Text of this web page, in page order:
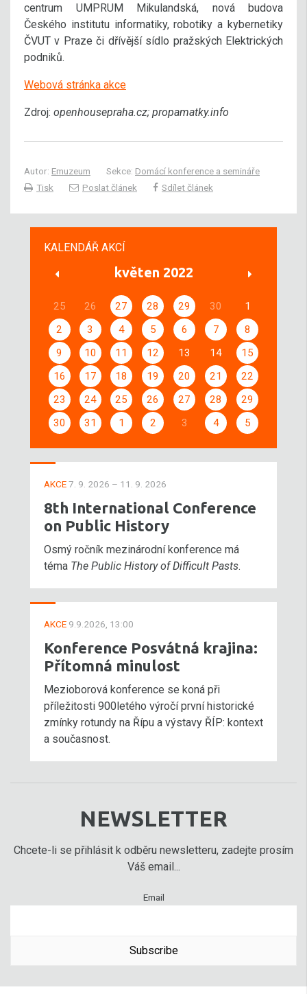
centrum UMPRUM Mikulandská, nová budova
Českého institutu informatiky, robotiky a kybernetiky
ČVUT v Praze či dřívější sídlo pražských Elektrických
podniků.
Webová stránka akce
Zdroj: openhousepraha.cz; propamatky.info
Autor: Emuzeum Sekce: Domácí konference a semináře
Tisk
Poslat článek Sdílet článek
KALENDÁŘ AKCÍ
květen 2022
25 26 27 28 29 30
1
2
3 4 5 6 7
8
9
10 11 12 13 14
15
16
17 18 19 20 21
22
23
24 25 26 27 28
29
30
31 1 2 3 4 5
AKCE7. 9. 2026 – 11. 9. 2026
8th International Conference
on Public History
Osmý ročník mezinárodní konference má
téma The Public History of Difficult Pasts.
AKCE 9.9.2026, 13:00
Konference Posvátná krajina:
Přítomná minulost
Mezioborová konference se koná při
příležitosti 900letého výročí první historické
zmínky rotundy na Řípu a výstavy ŘÍP: kontext
a současnost.
NEWSLETTER
Chcete-li se přihlásit k odběru newsletteru, zadejte prosím
Váš email...
Email
Subscribe